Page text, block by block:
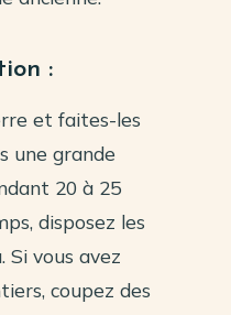
:
et faites-les
une grande
20 à 25
disposez les
Si vous avez
coupez des